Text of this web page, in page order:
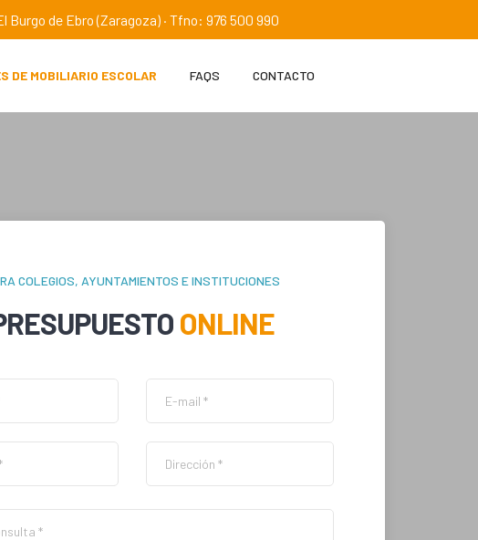
de Ebro (Zaragoza) · Tfno: 976 500 990
DE MOBILIARIO ESCOLAR FAQS CONTACTO
COLEGIOS, AYUNTAMIENTOS E INSTITUCIONES
ONLINE